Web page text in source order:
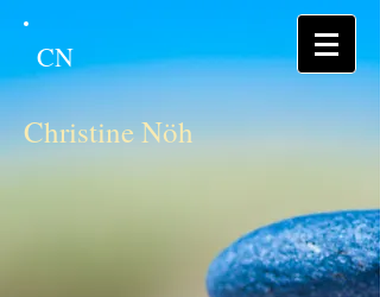
CN
Christine Nöh